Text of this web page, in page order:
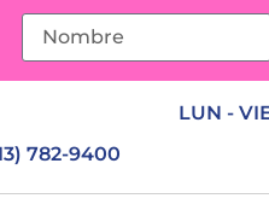
LUN -
782-9400